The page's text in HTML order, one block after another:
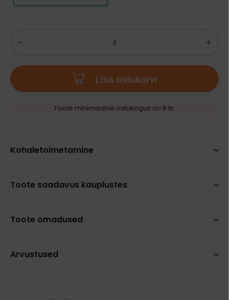
Lisa ostukorvi
Toote minimaalne ostukogus on 6 tk.
Kohaletoimetamine
Toote saadavus kauplustes
Toote omadused
Arvustused